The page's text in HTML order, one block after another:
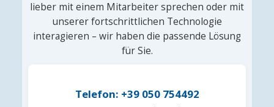
lieber mit einem Mitarbeiter sprechen oder mit
unserer fortschrittlichen Technologie
interagieren – wir haben die passende Lösung
für Sie.
Telefon: +39 050 754492